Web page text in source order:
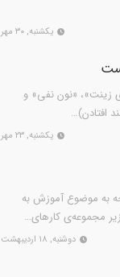
یکشنبه, ۳۰ مهر
زینت»، «نون نفی» و
افتادن)…
یکشنبه, ۲۳ مهر
به موضوع آموزش به
مجموعه‌ی کارهای…
دوشنبه, ۱۸ اردیبهشت